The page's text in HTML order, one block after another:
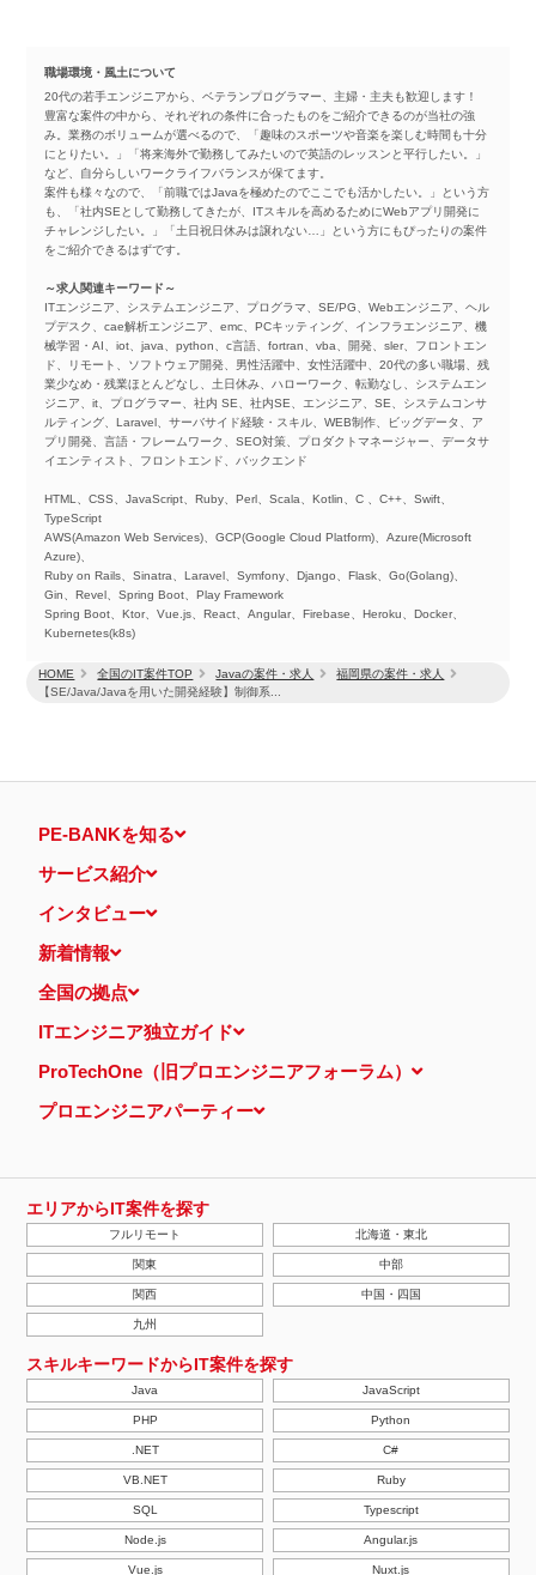
HOME 全国のIT案件TOP Javaの案件・求人
福岡県の案件・求人
【SE/Java/Javaを用いた開発経験】制御系...
職場環境・風土について
20代の若手エンジニアから、ベテランプログラマー、主婦・主夫も歓迎します！
豊富な案件の中から、それぞれの条件に合ったものをご紹介できるのが当社の強
み。業務のボリュームが選べるので、「趣味のスポーツや音楽を楽しむ時間も十分
にとりたい。」「将来海外で勤務してみたいので英語のレッスンと平行したい。」
など、自分らしいワークライフバランスが保てます。
案件も様々なので、「前職ではJavaを極めたのでここでも活かしたい。」という方
も、「社内SEとして勤務してきたが、ITスキルを高めるためにWebアプリ開発に
チャレンジしたい。」「土日祝日休みは譲れない…」という方にもぴったりの案件
をご紹介できるはずです。
～求人関連キーワード～
ITエンジニア、システムエンジニア、プログラマ、SE/PG、Webエンジニア、ヘル
プデスク、cae解析エンジニア、emc、PCキッティング、インフラエンジニア、機
械学習・AI、iot、java、python、c言語、fortran、vba、開発、sler、フロントエン
ド、リモート、ソフトウェア開発、男性活躍中、女性活躍中、20代の多い職場、残
業少なめ・残業ほとんどなし、土日休み、ハローワーク、転勤なし、システムエン
ジニア、it、プログラマー、社内 SE、社内SE、エンジニア、SE、システムコンサ
ルティング、Laravel、サーバサイド経験・スキル、WEB制作、ビッグデータ、ア
プリ開発、言語・フレームワーク、SEO対策、プロダクトマネージャー、データサ
イエンティスト、フロントエンド、バックエンド
HTML、CSS、JavaScript、Ruby、Perl、Scala、Kotlin、C 、C++、Swift、
TypeScript
AWS(Amazon Web Services)、GCP(Google Cloud Platform)、Azure(Microsoft
Azure)、
Ruby on Rails、Sinatra、Laravel、Symfony、Django、Flask、Go(Golang)、
Gin、Revel、Spring Boot、Play Framework
Spring Boot、Ktor、Vue.js、React、Angular、Firebase、Heroku、Docker、
Kubernetes(k8s)
PE-BANKを知る
サービス紹介
インタビュー
新着情報
全国の拠点
ITエンジニア独立ガイド
ProTechOne（旧プロエンジニアフォーラム）
プロエンジニアパーティー
エリアからIT案件を探す
フルリモート 北海道・東北
関東 中部
関西 中国・四国
九州
スキルキーワードからIT案件を探す
Java JavaScript
PHP Python
.NET C#
VB.NET Ruby
SQL Typescript
Node.js Angular.js
Vue.js Nuxt.js